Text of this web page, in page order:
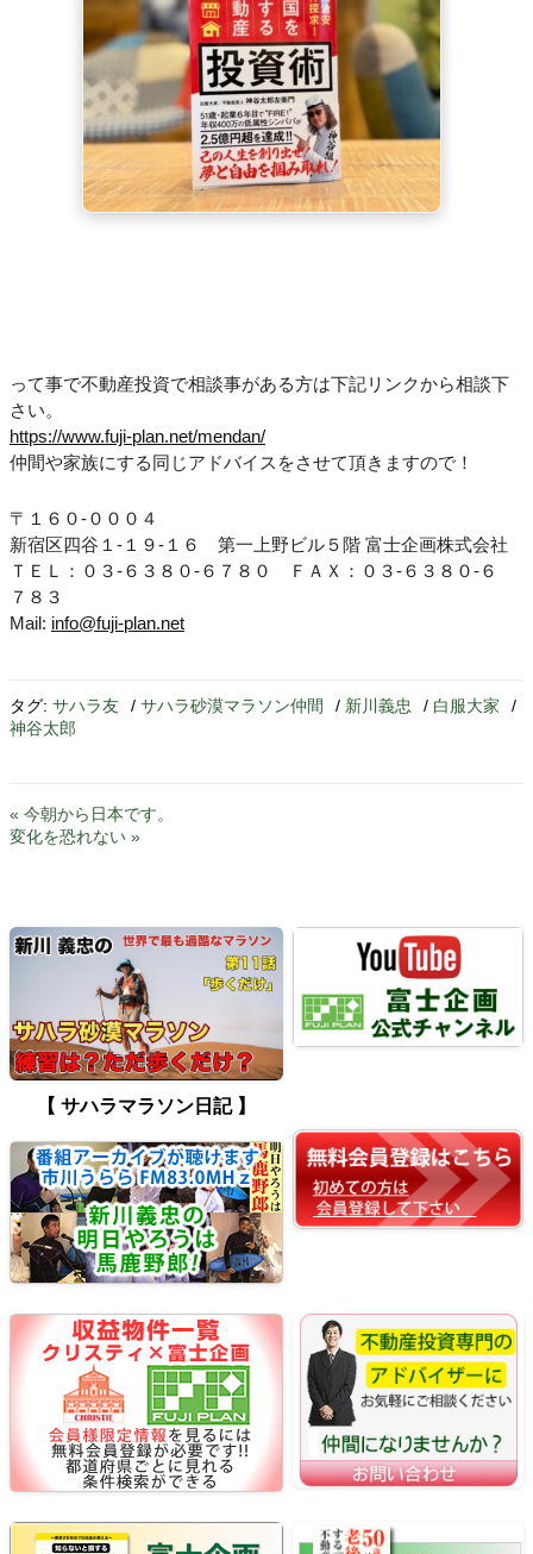
って事で不動産投資で相談事がある方は下記リンクから相談下
さい。
https://www.fuji-plan.net/mendan/
仲間や家族にする同じアドバイスをさせて頂きますので！
〒１６０-０００４
新宿区四谷１-１９-１６ 第一上野ビル５階 富士企画株式会社
ＴＥＬ：０３-６３８０-６７８０ ＦＡＸ：０３-６３８０-６
７８３
Mail: info@fuji-plan.net
タグ: サハラ友 / サハラ砂漠マラソン仲間 / 新川義忠 / 白服大家
/
神谷太郎
« 今朝から日本です。
変化を恐れない »
【 サハラマラソン日記 】